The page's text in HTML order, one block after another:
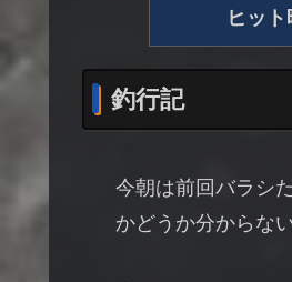
ヒット
釣行記
今朝は前回バラシ
かどうか分からな